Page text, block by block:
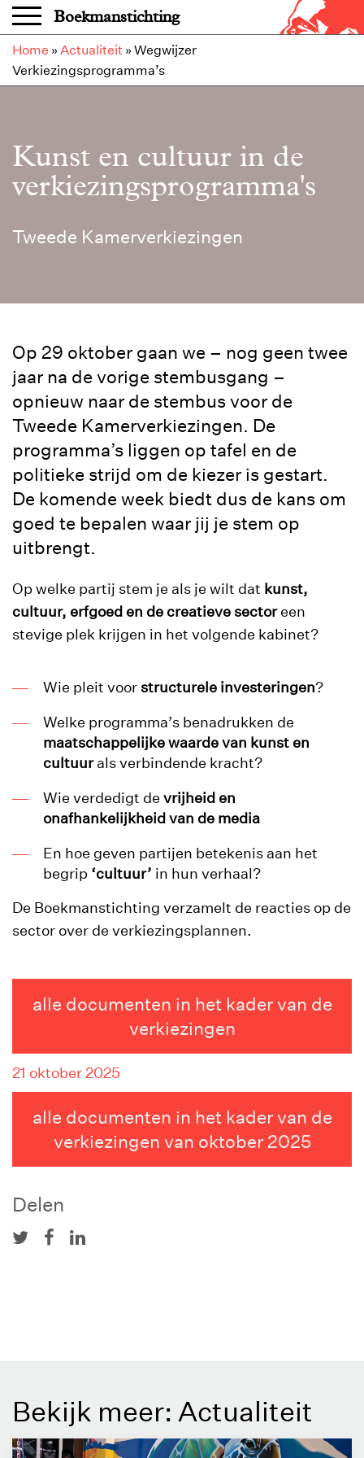
Overslaan en naar de inhoud gaan
Boekmanstichting
Home » Actualiteit » Wegwijzer
Verkiezingsprogramma’s
Kunst en cultuur in de
verkiezingsprogramma's
Tweede Kamerverkiezingen
Op 29 oktober gaan we – nog geen twee
jaar na de vorige stembusgang –
opnieuw naar de stembus voor de
Tweede Kamerverkiezingen. De
programma’s liggen op tafel en de
politieke strijd om de kiezer is gestart.
De komende week biedt dus de kans om
goed te bepalen waar jij je stem op
uitbrengt.
Op welke partij stem je als je wilt dat kunst,
cultuur, erfgoed en de creatieve sectoreen
stevige plek krijgen in het volgende kabinet?
Wie pleit voorstructurele investeringen?
Welke programma’s benadrukken de
maatschappelijke waarde van kunst en
cultuurals verbindende kracht?
Wie verdedigt de vrijheid en
onafhankelijkheid van de media
En hoe geven partijen betekenis aan het
begrip ‘cultuur’ in hun verhaal?
De Boekmanstichting verzamelt de reacties op de
sector over de verkiezingsplannen.
alle documenten in het kader van de
verkiezingen
21 oktober 2025
alle documenten in het kader van de
verkiezingen van oktober 2025
Delen
Bekijk meer: Actualiteit